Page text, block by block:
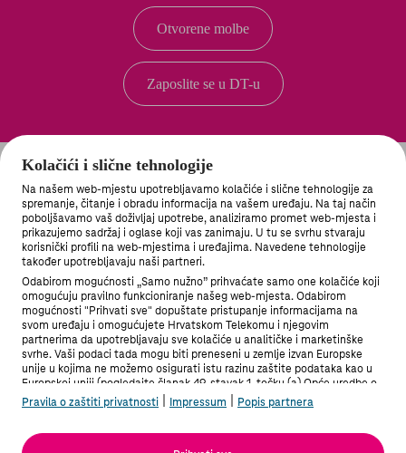
Kolačići i slične tehnologije
Na našem web-mjestu upotrebljavamo kolačiće i slične tehnologije za
spremanje, čitanje i obradu informacija na vašem uređaju. Na taj način
poboljšavamo vaš doživljaj upotrebe, analiziramo promet web-mjesta i
prikazujemo sadržaj i oglase koji vas zanimaju. U tu se svrhu stvaraju
korisnički profili na web-mjestima i uređajima. Navedene tehnologije
također upotrebljavaju naši partneri.
Odabirom mogućnosti „Samo nužno” prihvaćate samo one kolačiće koji
omogućuju pravilno funkcioniranje našeg web-mjesta. Odabirom
mogućnosti "Prihvati sve" dopuštate pristupanje informacijama na
svom uređaju i omogućujete Hrvatskom Telekomu i njegovim
partnerima da upotrebljavaju sve kolačiće u analitičke i marketinške
svrhe. Vaši podaci tada mogu biti preneseni u zemlje izvan Europske
unije u kojima ne možemo osigurati istu razinu zaštite podataka kao u
Europskoj uniji (pogledajte članak 49. stavak 1. točku (a) Opće uredbe o
zaštiti podataka). Pod "Postavke" možete odabrati sve mogućnosti i u
bilo kojem trenutku promijeniti stanje svoje privole.
Više informacija možete pronaći u Pravilima o zaštiti privatnosti i na
Popisu partnera.
Pravila o zaštiti privatnosti Impressum Popis partnera
Otvorene molbe
Zaposlite se u DT-u
PRIVATNI KORISNICI
MOJ TELEKOM APLIKACIJA